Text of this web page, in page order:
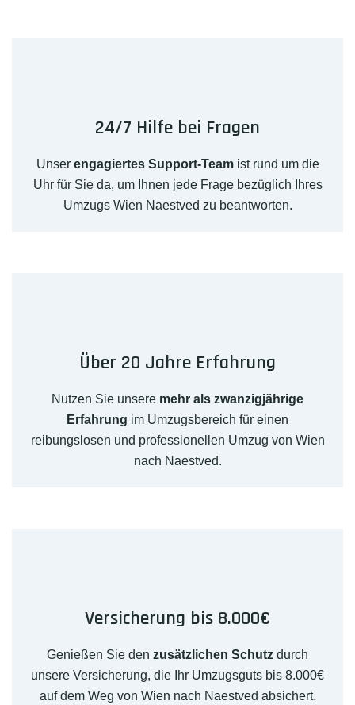
24/7 Hilfe bei Fragen
Unser engagiertes Support-Teamist rund um die
Uhr für Sie da, um Ihnen jede Frage bezüglich Ihres
Umzugs Wien Naestved zu beantworten.
Über 20 Jahre Erfahrung
Nutzen Sie unsere mehr als zwanzigjährige
Erfahrung im Umzugsbereich für einen
reibungslosen und professionellen Umzug von Wien
nach Naestved.
Versicherung bis 8.000€
Genießen Sie den zusätzlichen Schutz durch
unsere Versicherung, die Ihr Umzugsguts bis 8.000€
auf dem Weg von Wien nach Naestved absichert.